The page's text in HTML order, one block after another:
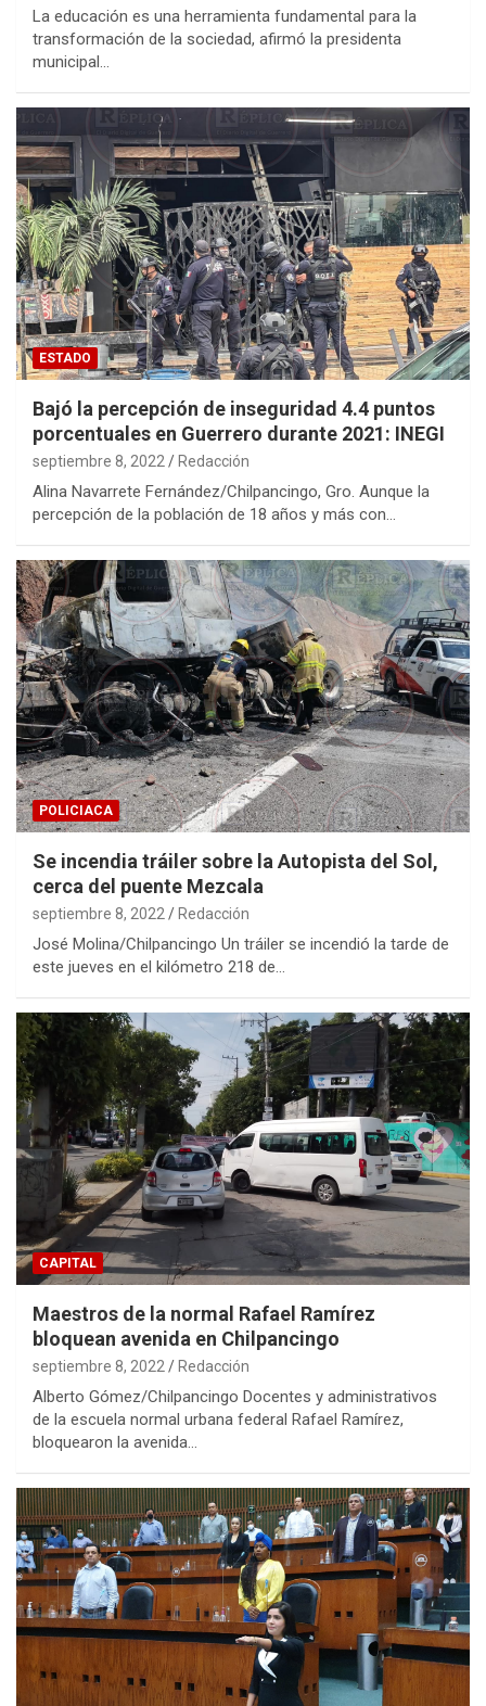
La educación es una herramienta fundamental para la
transformación de la sociedad, afirmó la presidenta
municipal…
ESTADO
Bajó la percepción de inseguridad 4.4 puntos
porcentuales en Guerrero durante 2021: INEGI
septiembre 8, 2022 Redacción
Alina Navarrete Fernández/Chilpancingo, Gro. Aunque la
percepción de la población de 18 años y más con…
POLICIACA
Se incendia tráiler sobre la Autopista del Sol,
cerca del puente Mezcala
septiembre 8, 2022 Redacción
José Molina/Chilpancingo Un tráiler se incendió la tarde de
este jueves en el kilómetro 218 de…
CAPITAL
Maestros de la normal Rafael Ramírez
bloquean avenida en Chilpancingo
septiembre 8, 2022 Redacción
Alberto Gómez/Chilpancingo Docentes y administrativos
de la escuela normal urbana federal Rafael Ramírez,
bloquearon la avenida…